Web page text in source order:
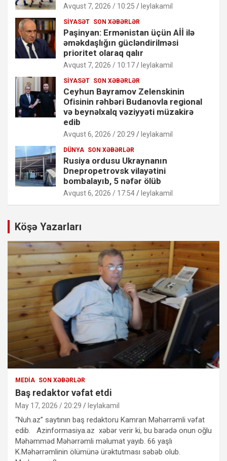
Avqust 7, 2026 / 10:25 leylakamil
SIYASƏT SON XƏBƏRLƏR
Paşinyan: Ermənistan üçün Aİİ ilə
əməkdaşlığın gücləndirilməsi
prioritet olaraq qalır
Avqust 7, 2026 / 10:17 leylakamil
SIYASƏT SON XƏBƏRLƏR
Ceyhun Bayramov Zelenskinin
Ofisinin rəhbəri Budanovla regional
və beynəlxalq vəziyyəti müzakirə
edib
Avqust 6, 2026 / 20:29 leylakamil
DÜNYA SON XƏBƏRLƏR
Rusiya ordusu Ukraynanın
Dnepropetrovsk vilayətini
bombalayıb, 5 nəfər ölüb
Avqust 6, 2026 / 17:54 leylakamil
Köşə Yazarları
MEDIA SON XƏBƏRLƏR
Baş redaktor vəfat etdi
May 17, 2026 / 20:29 leylakamil
“Nuh.az” saytının baş redaktoru Kamran Məhərrəmli vəfat
edib. Azinformasiya.az xəbər verir ki, bu barədə onun oğlu
Məhəmməd Məhərrəmli məlumat yayıb. 66 yaşlı
K.Məhərrəmlinin ölümünə ürəktutması səbəb olub.